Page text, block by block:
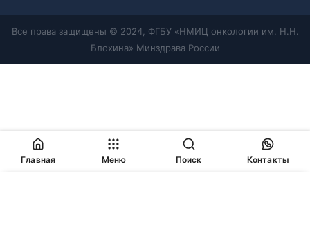
Все права защищены © 2024, ФГБУ «НМИЦ онкологии им. Н.Н.
Блохина» Минздрава России
Главная Меню Поиск Контакты